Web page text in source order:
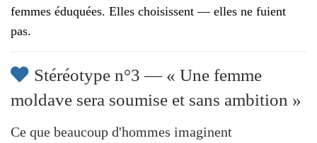
femmes éduquées. Elles choisissent — elles ne fuient
pas.
Stéréotype n°3 — « Une femme
moldave sera soumise et sans ambition »
Ce que beaucoup d'hommes imaginent